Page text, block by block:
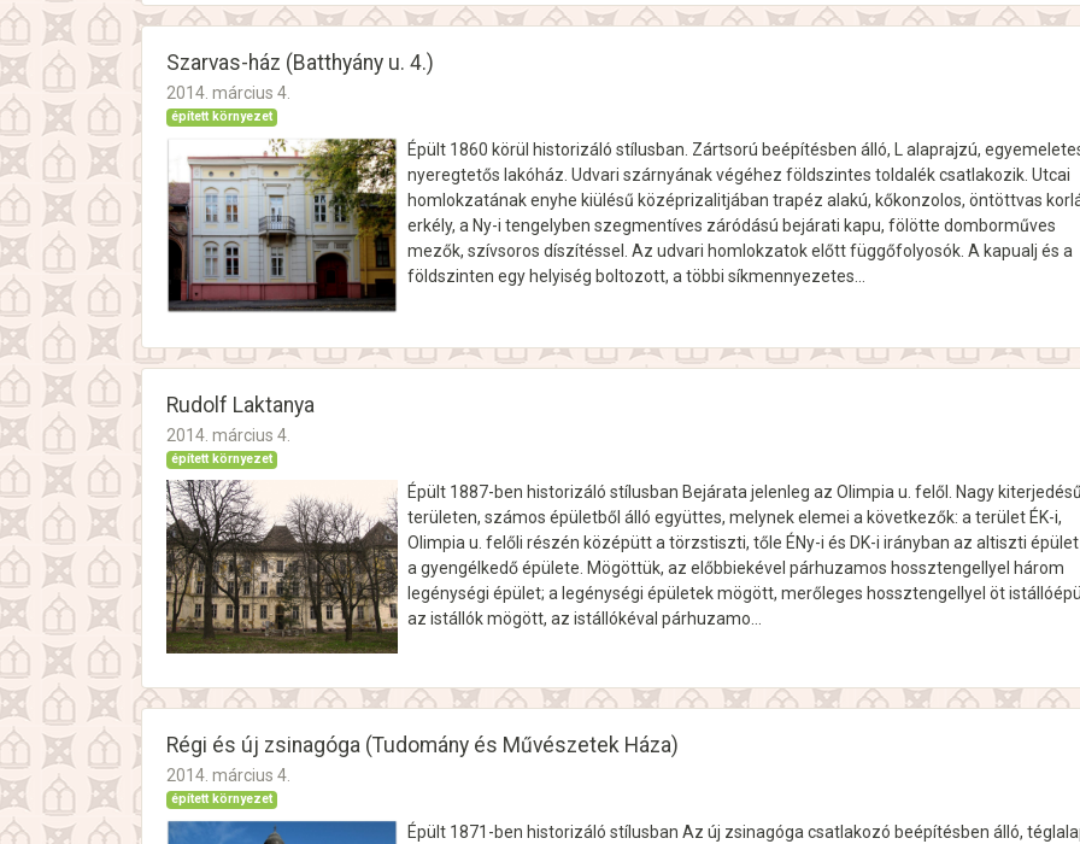
Szarvas-ház (Batthyány u. 4.)
2014. március 4.
épített környezet
Épült 1860 körül historizáló stílusban. Zártsorú beépítésben álló, L alaprajzú,
nyeregtetős lakóház. Udvari szárnyának végéhez földszintes toldalék csatlakozik. Utcai
homlokzatának enyhe kiülésű középrizalitjában trapéz alakú, kőkonzolos, öntöttvas
erkély, a Ny-i tengelyben szegmentíves záródású bejárati kapu, fölötte domborműves
mezők, szívsoros díszítéssel. Az udvari homlokzatok előtt függőfolyosók. A kapualj és a
földszinten egy helyiség boltozott, a többi síkmennyezetes…
Rudolf Laktanya
2014. március 4.
épített környezet
Épült 1887-ben historizáló stílusban Bejárata jelenleg az Olimpia u. felől. Nagy
területen, számos épületből álló együttes, melynek elemei a következők: a terület ÉK-i,
Olimpia u. felőli részén középütt a törzstiszti, tőle ÉNy-i és DK-i irányban az altiszti
a gyengélkedő épülete. Mögöttük, az előbbiekével párhuzamos hossztengellyel három
legénységi épület; a legénységi épületek mögött, merőleges hossztengellyel öt
az istállók mögött, az istállókéval párhuzamo…
Régi és új zsinagóga (Tudomány és Művészetek Háza)
2014. március 4.
épített környezet
Épült 1871-ben historizáló stílusban Az új zsinagóga csatlakozó beépítésben álló,